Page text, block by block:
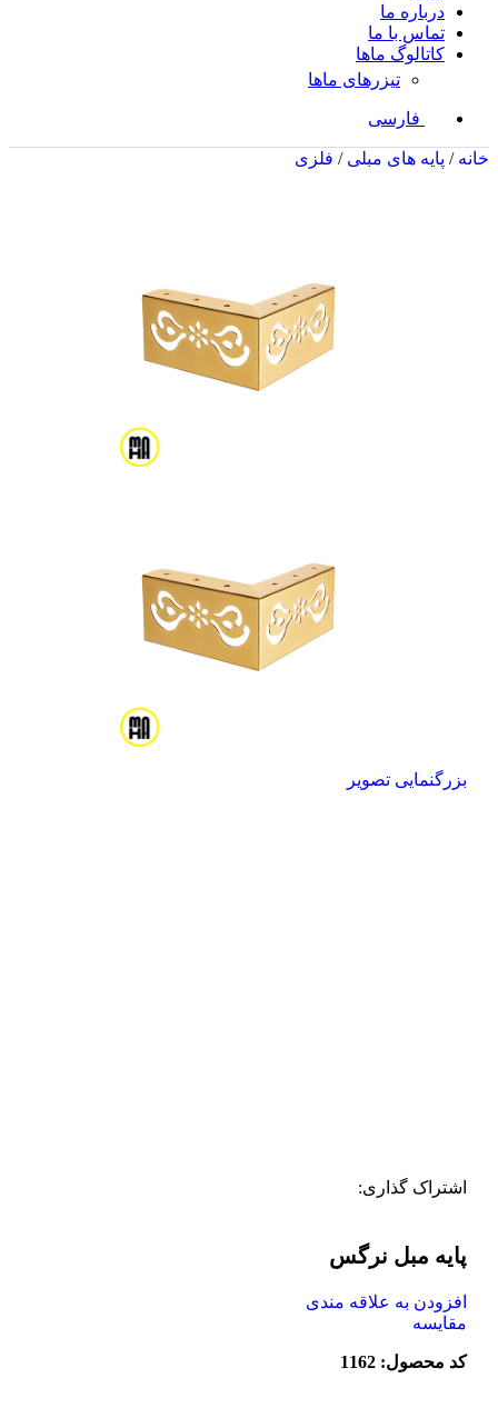
درباره ما
تماس با ما
کاتالوگ ماها
تیزرهای ماها
فارسی
خانه/ پایه های مبلی/ فلزی
بزرگنمایی تصویر
اشتراک گذاری:
پایه مبل نرگس
افزودن به علاقه مندی
مقایسه
کد محصول: 1162